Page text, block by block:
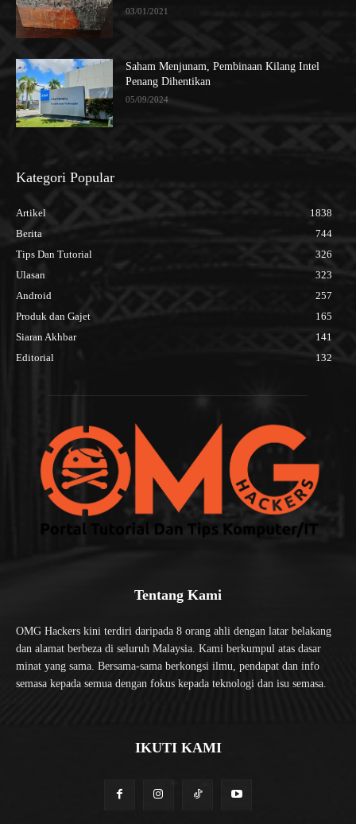
03/01/2021
Saham Menjunam, Pembinaan Kilang Intel
Penang Dihentikan
05/09/2024
Kategori Popular
Artikel
1838
Berita
744
Tips Dan Tutorial
326
Ulasan
323
Android
257
Produk dan Gajet
165
Siaran Akhbar
141
Editorial
132
Tentang Kami
OMG Hackers kini terdiri daripada 8 orang ahli dengan latar belakang
dan alamat berbeza di seluruh Malaysia. Kami berkumpul atas dasar
minat yang sama. Bersama-sama berkongsi ilmu, pendapat dan info
semasa kepada semua dengan fokus kepada teknologi dan isu semasa.
IKUTI KAMI